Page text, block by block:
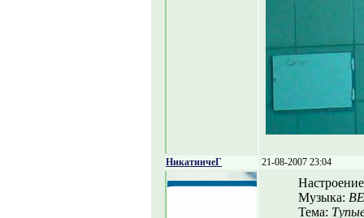
НикатинчеГ 21-08-2007 23:04
Музыка:
Тема: